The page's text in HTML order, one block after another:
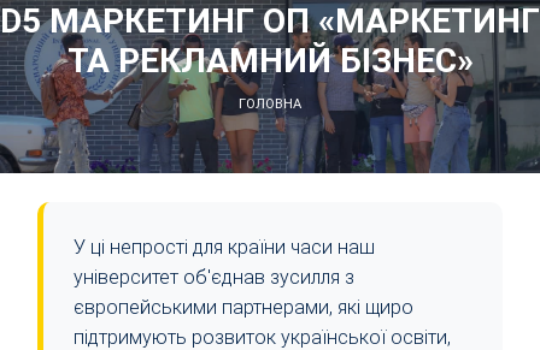
D5 МАРКЕТИНГ ОП «МАРКЕТИНГ
ТА РЕКЛАМНИЙ БІЗНЕС»
ГОЛОВНА
У ці непрості для країни часи наш
університет об'єднав зусилля з
європейськими партнерами, які щиро
підтримують розвиток української освіти,